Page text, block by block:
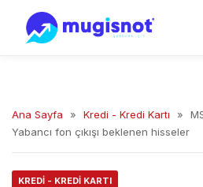
Ana Sayfa » Kredi - Kredi Kartı »
Yabancı fon çıkışı beklenen hisseler
KREDI - KREDI KARTI